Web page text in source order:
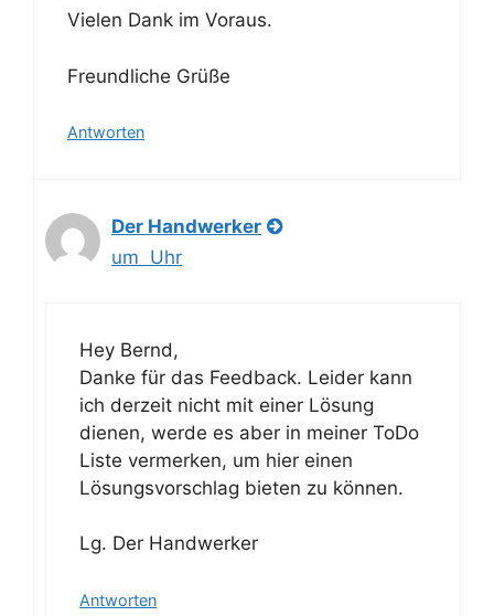
Vielen Dank im Voraus.
Freundliche Grüße
Antworten
Der Handwerker
um Uhr
Hey Bernd,
Danke für das Feedback. Leider kann
ich derzeit nicht mit einer Lösung
dienen, werde es aber in meiner ToDo
Liste vermerken, um hier einen
Lösungsvorschlag bieten zu können.
Lg. Der Handwerker
Antworten